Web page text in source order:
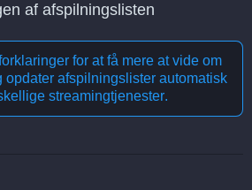
af afspilningslisten
for at få mere at vide om
opdater afspilningslister automatisk
streamingtjenester.